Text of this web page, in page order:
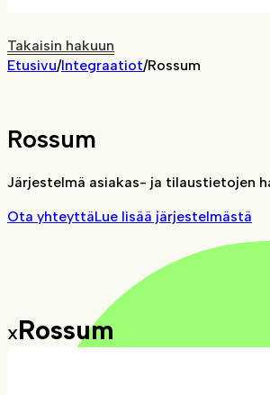
Takaisin hakuun
Etusivu/Integraatiot/Rossum
Rossum
Järjestelmä asiakas- ja tilaustietojen
Ota yhteyttäLue lisää järjestelmästä
XRossum